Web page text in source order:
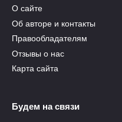
О сайте
Об авторе и контакты
Правообладателям
Отзывы о нас
Карта сайта
Будем на связи